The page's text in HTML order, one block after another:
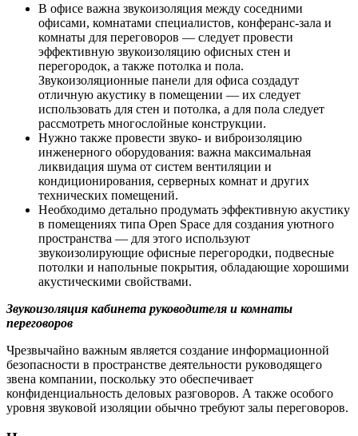
В офисе важна звукоизоляция между соседними
офисами, комнатами специалистов, конферанс-зала и
комнаты для переговоров — следует провести
эффективную звукоизоляцию офисных стен и
перегородок, а также потолка и пола.
Звукоизоляционные панели для офиса создадут
отличную акустику в помещении — их следует
использовать для стен и потолка, а для пола следует
рассмотреть многослойные конструкции.
Нужно также провести звуко- и виброизоляцию
инженерного оборудования: важна максимальная
ликвидация шума от систем вентиляции и
кондиционирования, серверных комнат и других
технических помещений.
Необходимо детально продумать эффективную акустику
в помещениях типа Open Space для создания уютного
пространства — для этого используют
звукоизолирующие офисные перегородки, подвесные
потолки и напольные покрытия, обладающие хорошими
акустическими свойствами.
Звукоизоляция кабинета руководителя и комнаты
переговоров
Чрезвычайно важным является создание информационной
безопасности в пространстве деятельности руководящего
звена компании, поскольку это обеспечивает
конфиденциальность деловых разговоров. А также особого
уровня звуковой изоляции обычно требуют залы переговоров.